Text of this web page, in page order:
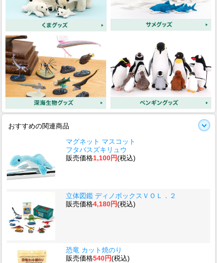
おすすめの関連商品
マグネット マスコット
フタバスズキリュウ
販売価格1,100円(税込)
立体図鑑 ディノボックスＶＯＬ．２
販売価格4,180円(税込)
恐竜 カット焼のり
販売価格540円(税込)